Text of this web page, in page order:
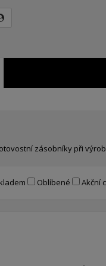
zásobníky při
Oblíbené Akční